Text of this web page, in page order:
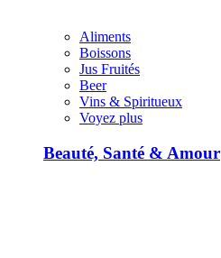
Aliments
Boissons
Jus Fruités
Beer
Vins & Spiritueux
Voyez plus
Beauté, Santé & Amour